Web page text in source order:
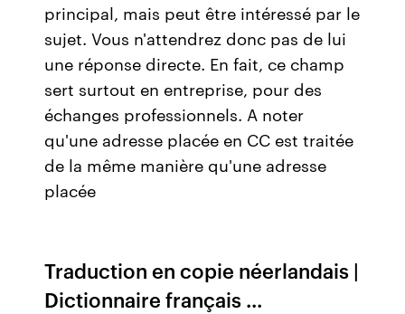
principal, mais peut être intéressé par le
sujet. Vous n'attendrez donc pas de lui
une réponse directe. En fait, ce champ
sert surtout en entreprise, pour des
échanges professionnels. A noter
qu'une adresse placée en CC est traitée
de la même manière qu'une adresse
placée
Traduction en copie néerlandais |
Dictionnaire français ...